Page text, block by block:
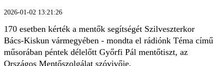
2026-01-02 13:21:26
170 esetben kérték a mentők segítségét Szilveszterkor
Bács-Kiskun vármegyében - mondta el rádiónk Téma című
műsorában péntek délelőtt Győrfi Pál mentőtiszt, az
Országos Mentőszolgálat szóvivője.